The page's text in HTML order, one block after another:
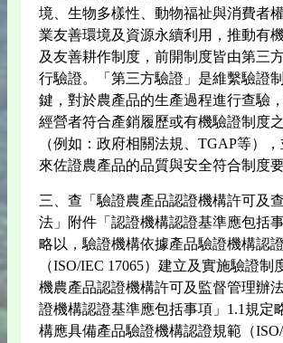
境、生物多樣性、動物福祉與消費者
業友善環境及資源永續利用，推動有
及友善耕作制度，前開制度皆由第三
行驗證。「第三方驗證」是維繫驗證
鍵，對於農產品的生產過程進行查驗
經營者符合產銷履歷或有機驗證制度
（例如：政府相關法規、TGAP等）
來佐證農產品的品質與安全符合制度要
三、查「驗證農產品認證機構許可及
法」附件「認證機構認證基準應包括
略以，驗證機構依據產品驗證機構認
（ISO/IEC 17065）建立及實施驗證制
機農產品認證機構許可及監督管理辦
證機構認證基準應包括事項」1.1規定
構應具備產品驗證機構認證規範（ISO/